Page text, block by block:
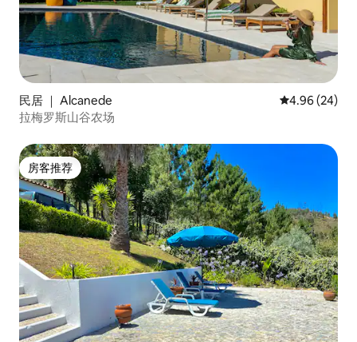
民居 ｜ Alcanede 平均评分 4.96
4.96 (24)
拉梅罗斯山谷农场
房客推荐
房客推荐